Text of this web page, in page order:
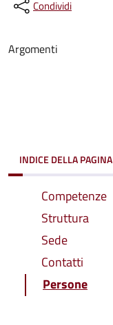
Condividi
Argomenti
INDICE DELLA PAGINA
Competenze
Struttura
Sede
Contatti
Persone